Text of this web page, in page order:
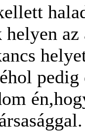
helyen